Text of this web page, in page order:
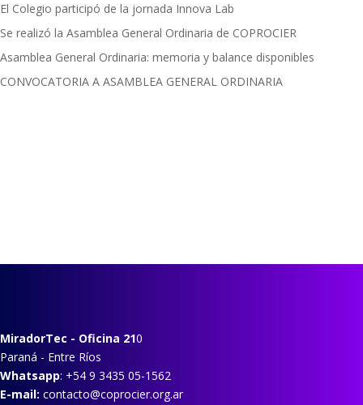
El Colegio participó de la jornada Innova Lab
Se realizó la Asamblea General Ordinaria de COPROCIER
Asamblea General Ordinaria: memoria y balance disponibles
CONVOCATORIA A ASAMBLEA GENERAL ORDINARIA
MiradorTec - Oficina 210
Paraná - Entre Ríos
Whatsapp: +54 9 3435 05-1562
E-mail: contacto@coprocier.org.ar